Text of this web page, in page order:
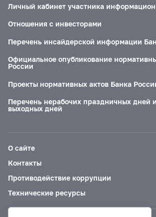
Личный кабинет участника
Отношения с инвесторами
Перечень инсайдерской информации
Официальное опубликование
России
Проекты нормативных актов Банка
Перечень нерабочих праздничных дней
выходных дней
О сайте
Контакты
Противодействие коррупции
Технические ресурсы